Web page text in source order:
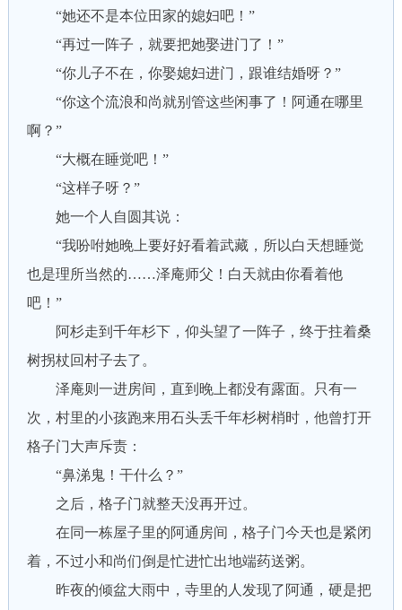
“她还不是本位田家的媳妇吧！”
“再过一阵子，就要把她娶进门了！”
“你儿子不在，你娶媳妇进门，跟谁结婚呀？”
“你这个流浪和尚就别管这些闲事了！阿通在哪里
啊？”
“大概在睡觉吧！”
“这样子呀？”
她一个人自圆其说：
“我吩咐她晚上要好好看着武藏，所以白天想睡觉
也是理所当然的……泽庵师父！白天就由你看着他
吧！”
阿杉走到千年杉下，仰头望了一阵子，终于拄着桑
树拐杖回村子去了。
泽庵则一进房间，直到晚上都没有露面。只有一
次，村里的小孩跑来用石头丢千年杉树梢时，他曾打开
格子门大声斥责：
“鼻涕鬼！干什么？”
之后，格子门就整天没再开过。
在同一栋屋子里的阿通房间，格子门今天也是紧闭
着，不过小和尚们倒是忙进忙出地端药送粥。
昨夜的倾盆大雨中，寺里的人发现了阿通，硬是把